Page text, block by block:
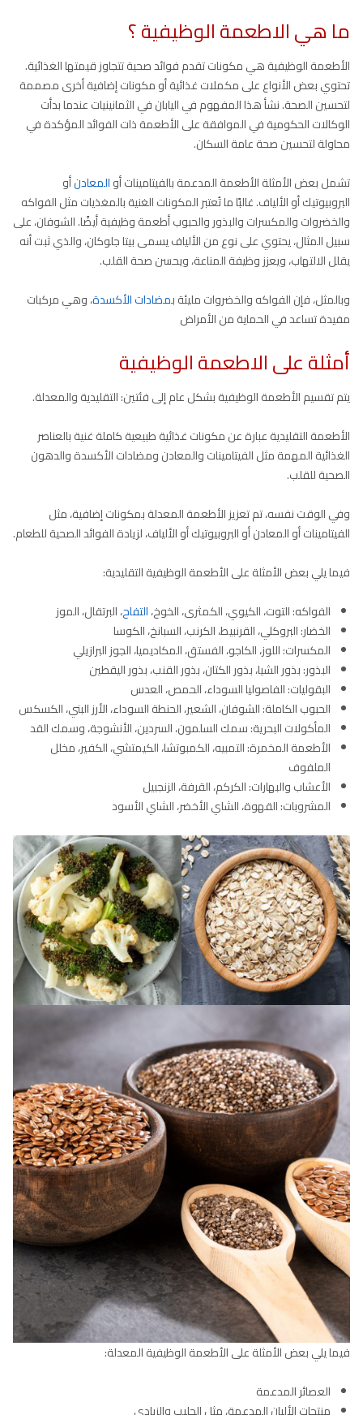
ما هي الاطعمة الوظيفية ؟
الأطعمة الوظيفية هي مكونات تقدم فوائد صحية تتجاوز قيمتها الغذائية.
تحتوي بعض الأنواع على مكملات غذائية أو مكونات إضافية أخرى مصممة
لتحسين الصحة. نشأ هذا المفهوم في اليابان في الثمانينيات عندما بدأت
الوكالات الحكومية في الموافقة على الأطعمة ذات الفوائد المؤكدة في
محاولة لتحسين صحة عامة السكان.
تشمل بعض الأمثلة الأطعمة المدعمة بالفيتامينات أوالمعادنأو
البروبيوتيك أو الألياف. غالبًا ما تُعتبر المكونات الغنية بالمغذيات مثل الفواكه
والخضروات والمكسرات والبذور والحبوب أطعمة وظيفية أيضًا. الشوفان، على
سبيل المثال، يحتوي على نوع من الألياف يسمى بيتا جلوكان، والذي ثبت أنه
يقلل الالتهاب، ويعزز وظيفة المناعة، ويحسن صحة القلب.
وبالمثل، فإن الفواكه والخضروات مليئة بمضادات الأكسدة، وهي مركبات
مفيدة تساعد في الحماية من الأمراض
أمثلة على الاطعمة الوظيفية
يتم تقسيم الأطعمة الوظيفية بشكل عام إلى فئتين: التقليدية والمعدلة.
الأطعمة التقليدية عبارة عن مكونات غذائية طبيعية كاملة غنية بالعناصر
الغذائية المهمة مثل الفيتامينات والمعادن ومضادات الأكسدة والدهون
الصحية للقلب.
وفي الوقت نفسه، تم تعزيز الأطعمة المعدلة بمكونات إضافية، مثل
الفيتامينات أو المعادن أو البروبيوتيك أو الألياف، لزيادة الفوائد الصحية للطعام.
فيما يلي بعض الأمثلة على الأطعمة الوظيفية التقليدية:
الفواكه: التوت، الكيوي، الكمثرى، الخوخ،التفاح، البرتقال، الموز
الخضار: البروكلي، القرنبيط، الكرنب، السبانخ، الكوسا
المكسرات: اللوز، الكاجو، الفستق، المكاديميا، الجوز البرازيلي
البذور: بذور الشيا، بذور الكتان، بذور القنب، بذور اليقطين
البقوليات: الفاصوليا السوداء، الحمص، العدس
الحبوب الكاملة: الشوفان، الشعير، الحنطة السوداء، الأرز البني، الكسكس
المأكولات البحرية: سمك السلمون، السردين، الأنشوجة، وسمك القد
الأطعمة المخمرة: التمبيه، الكمبوتشا، الكيمتشي، الكفير، مخلل
الملفوف
الأعشاب والبهارات: الكركم، القرفة، الزنجبيل
المشروبات: القهوة، الشاي الأخضر، الشاي الأسود
فيما يلي بعض الأمثلة على الأطعمة الوظيفية المعدلة:
العصائر المدعمة